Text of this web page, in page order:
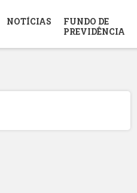
NOTÍCIAS
FUNDO DE
PREVIDÊNCIA